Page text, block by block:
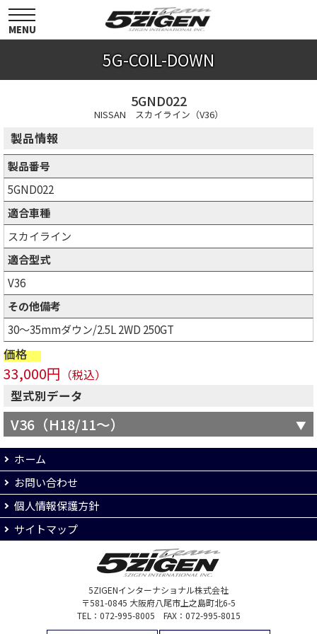
toggle
navigation
MENU
5G-COIL-DOWN
5GND022
NISSAN スカイライン（V36）
製品情報
製品番号
5GND022
適合車種
スカイライン
適合型式
V36
その他備考
30～35mmダウン/2.5L 2WD 250GT
価格
33,000円 （税込）
型式別データ
V36（H18/11～）
ホーム
お問い合わせ
個人情報保護方針
サイトマップ
5ZIGENインターナショナル株式会社
〒581-0845 大阪府八尾市上之島町北6-5
TEL：072-995-8005 FAX：072-995-8015